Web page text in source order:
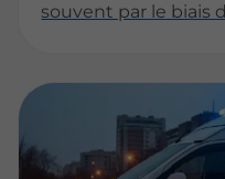
souvent par le biais
urgent de soins
cinq types de
une ambulance.